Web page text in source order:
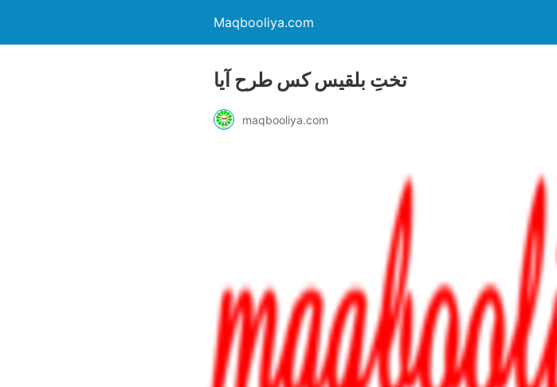
Maqbooliya.com
تختِ بلقیس کس طرح آیا
maqbooliya.com